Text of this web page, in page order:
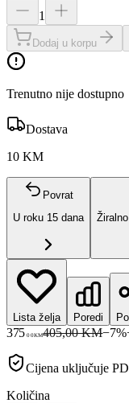
1
Dodaj u korpu
Trenutno nije dostupno
Dostava
10 KM
Povrat
U roku 15 dana
Lista želja Poredi
375 00KM405,00 KM−7%
Cijena uključuje
Količina